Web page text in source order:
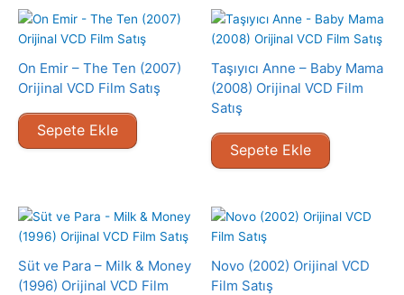
On Emir – The Ten (2007)
Orijinal VCD Film Satış
Sepete Ekle
Taşıyıcı Anne – Baby Mama
(2008) Orijinal VCD Film
Satış
Sepete Ekle
Süt ve Para – Milk & Money
(1996) Orijinal VCD Film
Novo (2002) Orijinal VCD
Film Satış